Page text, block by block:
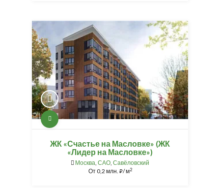
ЖК «Счастье на Масловке» (ЖК
«Лидер на Масловке»)
Москва, САО, Савёловский
От0,2 млн. ⃏/ м2